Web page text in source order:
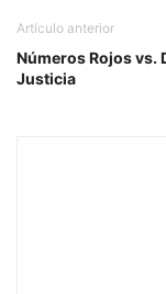
Artículo anterior
Números Rojos vs.
Justicia